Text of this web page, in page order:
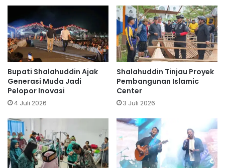
Bupati Shalahuddin Ajak
Generasi Muda Jadi
Pelopor Inovasi
4 Juli 2026
Shalahuddin Tinjau Proyek
Pembangunan Islamic
Center
3 Juli 2026